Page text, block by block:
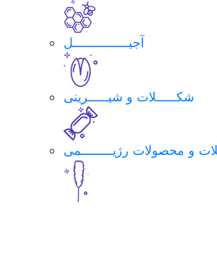
آجیــــــــــــــل
شکـــــلات و شیـــــرینی
و محصولات رژیــــــــمی